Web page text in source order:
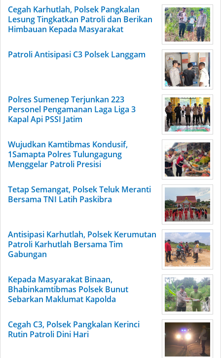
Cegah Karhutlah, Polsek Pangkalan
Lesung Tingkatkan Patroli dan Berikan
Himbauan Kepada Masyarakat
Patroli Antisipasi C3 Polsek Langgam
Polres Sumenep Terjunkan 223
Personel Pengamanan Laga Liga 3
Kapal Api PSSI Jatim
Wujudkan Kamtibmas Kondusif,
1Samapta Polres Tulungagung
Menggelar Patroli Presisi
Tetap Semangat, Polsek Teluk Meranti
Bersama TNI Latih Paskibra
Antisipasi Karhutlah, Polsek Kerumutan
Patroli Karhutlah Bersama Tim
Gabungan
Kepada Masyarakat Binaan,
Bhabinkamtibmas Polsek Bunut
Sebarkan Maklumat Kapolda
Cegah C3, Polsek Pangkalan Kerinci
Rutin Patroli Dini Hari